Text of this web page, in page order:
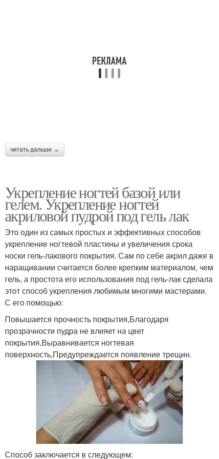
читать дальше →
Укрепление ногтей базой или
гелем. Укрепление ногтей
акриловой пудрой под гель лак
Это один из самых простых и эффективных способов
укрепление ногтевой пластины и увеличения срока
носки гель-лакового покрытия. Сам по себе акрил даже в
наращивании считается более крепким материалом, чем
гель, а простота его использования под гель-лак сделала
этот способ укрепления любимым многими мастерами.
С его помощью:
Повышается прочность покрытия,Благодаря
прозрачности пудра не влияет на цвет
покрытия,Выравнивается ногтевая
поверхность,Предупреждается появление трещин.
Способ заключается в следующем: